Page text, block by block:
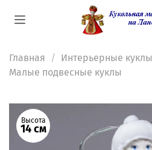
Главная Интерьерные куклы
Малые подвесные куклы
Высота
14 см